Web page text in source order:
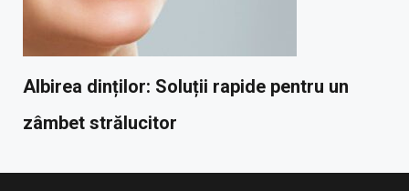
Albirea dinților: Soluții rapide pentru un
zâmbet strălucitor